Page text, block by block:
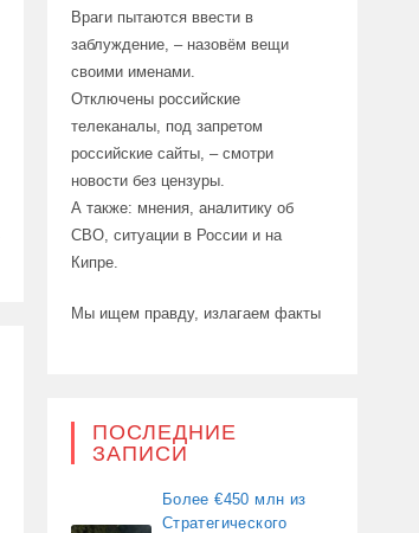
Враги пытаются ввести в
заблуждение, – назовём вещи
своими именами.
Отключены российские
телеканалы, под запретом
российские сайты, – смотри
новости без цензуры.
А также: мнения, аналитику об
СВО, ситуации в России и на
Кипре.
Мы ищем правду, излагаем факты
ПОСЛЕДНИЕ
ЗАПИСИ
Более €450 млн из
Стратегического